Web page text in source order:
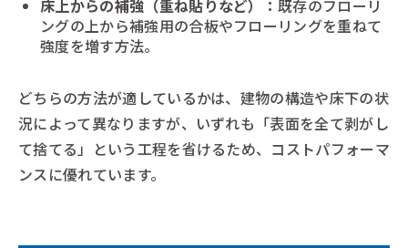
床上からの補強（重ね貼りなど）：既存のフローリ
ングの上から補強用の合板やフローリングを重ねて
強度を増す方法。
どちらの方法が適しているかは、建物の構造や床下の状
況によって異なりますが、いずれも「表面を全て剥がし
て捨てる」という工程を省けるため、コストパフォーマ
ンスに優れています。